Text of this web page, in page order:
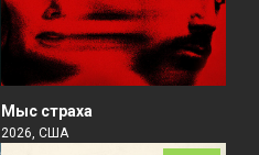
Мыс страха
2026, США